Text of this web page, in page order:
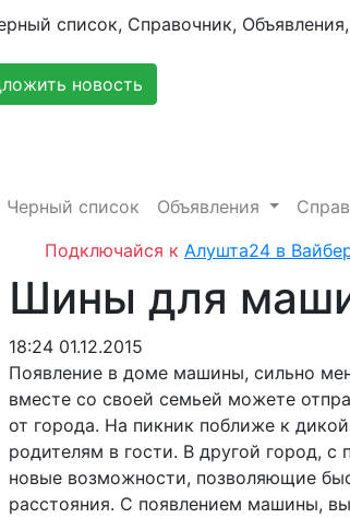
новость
Черный список Объявления
Подключайся к Алушта24 в
Шины для
18:24 01.12.2015
Появление в доме машины, сильно
вместе со своей семьей можете
от города. На пикник поближе к
родителям в гости. В другой город,
новые возможности, позволяющие
расстояния. С появлением машины,